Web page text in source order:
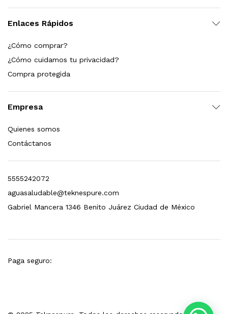
Enlaces Rápidos
¿Cómo comprar?
¿Cómo cuidamos tu privacidad?
Compra protegida
Empresa
Quienes somos
Contáctanos
5555242072
aguasaludable@teknespure.com
Gabriel Mancera 1346 Benito Juárez Ciudad de México
Paga seguro:
2.5×10 Sedimentos Y Carbón Activado
al carrito
1,499.00